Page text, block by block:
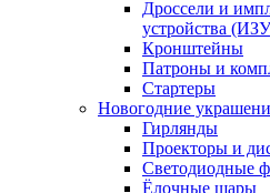
Дроссели и
устройства
Кронштейны
Патроны и
Стартеры
Новогодние
Гирлянды
Проекторы и
Светодиодные
Ёлочные шары